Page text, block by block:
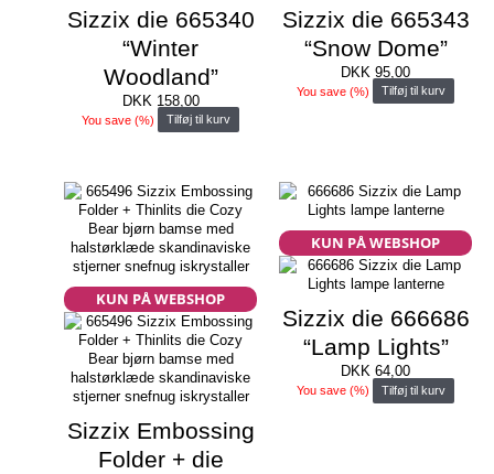
Sizzix die 665340
“Winter
Woodland”
DKK 158,00
You save(%) Tilføj til kurv
Sizzix die 665343
“Snow Dome”
DKK 95,00
You save (%) Tilføj til kurv
KUN PÅ WEBSHOP
Sizzix Embossing
Folder + die
KUN PÅ WEBSHOP
Sizzix die 666686
“Lamp Lights”
DKK 64,00
You save (%) Tilføj til kurv